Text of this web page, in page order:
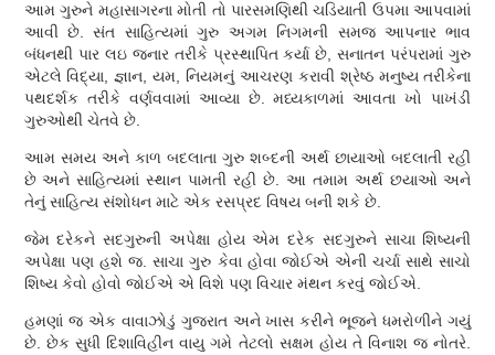
આમ ગુરુને મહાસાગરના મોતી તો પારસમણિથી ચડિયાતી ઉપમા આપવામાં
આવી છે. સંત સાહિત્યમાં ગુરુ અગમ નિગમની સમજ આપનાર ભાવ
બંધનથી પાર લઇ જનાર તરીકે પ્રસ્થાપિત કર્યા છે, સનાતન પરંપરામાં ગુરુ
એટલે વિદ્યા, જ્ઞાન, યમ, નિયમનું આચરણ કરાવી શ્રેષ્ઠ મનુષ્ય તરીકેના
પથદર્શક તરીકે વર્ણવવામાં આવ્યા છે. મધ્યકાળમાં આવતા ખો પાખંડી
ગુરુઓથી ચેતવે છે.
આમ સમય અને કાળ બદલાતા ગુરુ શબ્દની અર્થ છાયાઓ બદલાતી રહી
છે અને સાહિત્યમાં સ્થાન પામતી રહી છે. આ તમામ અર્થ છયાઓ અને
તેનું સાહિત્ય સંશોધન માટે એક રસપ્રદ વિષય બની શકે છે.
જેમ દરેકને સદગુરુની અપેક્ષા હોય એમ દરેક સદગુરુને સાચા શિષ્યની
અપેક્ષા પણ હશે જ. સાચા ગુરુ કેવા હોવા જોઈએ એની ચર્ચા સાથે સાચો
શિષ્ય કેવો હોવો જોઈએ એ વિશે પણ વિચાર મંથન કરવું જોઈએ.
હમણાં જ એક વાવાઝોડું ગુજરાત અને ખાસ કરીને ભૂજને ધમરોળીને ગયું
છે. છેક સુધી દિશાવિહીન વાયુ ગમે તેટલો સક્ષમ હોય તે વિનાશ જ નોતરે.